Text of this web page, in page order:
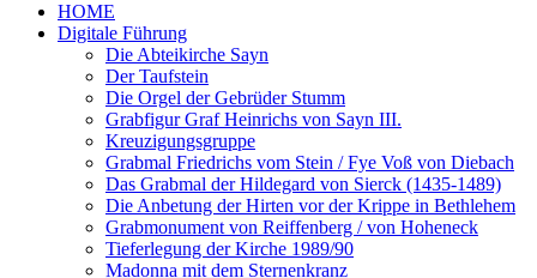
HOME
Digitale Führung
Die Abteikirche Sayn
Der Taufstein
Die Orgel der Gebrüder Stumm
Grabfigur Graf Heinrichs von Sayn III.
Kreuzigungsgruppe
Grabmal Friedrichs vom Stein / Fye Voß von Diebach
Das Grabmal der Hildegard von Sierck (1435-1489)
Die Anbetung der Hirten vor der Krippe in Bethlehem
Grabmonument von Reiffenberg / von Hoheneck
Tieferlegung der Kirche 1989/90
Madonna mit dem Sternenkranz